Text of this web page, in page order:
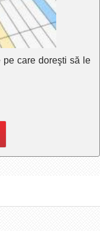
care doreşti să le